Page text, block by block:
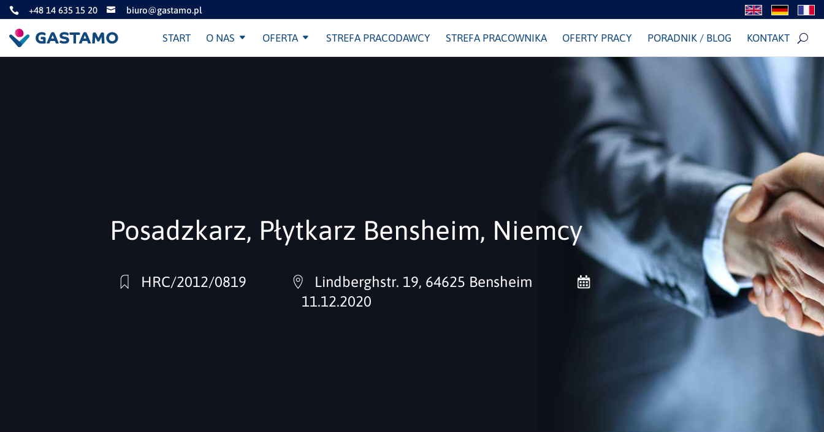
 +48 14 635 15 20  biuro@gastamo.pl
START O NAS OFERTA STREFA PRACODAWCY STREFA PRACOWNIKA OFERTY PRACY PORADNIK / BLOG KONTAKT
Posadzkarz, Płytkarz Bensheim, Niemcy
HRC/2012/0819
Lindberghstr. 19, 64625 Bensheim
11.12.2020